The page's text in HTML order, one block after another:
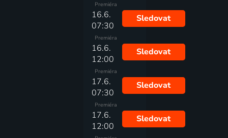
Premiéra
16.6.
07:30
Premiéra
Sledovat
16.6.
12:00
Premiéra
Sledovat
17.6.
07:30
Premiéra
Sledovat
17.6.
12:00
Sledovat